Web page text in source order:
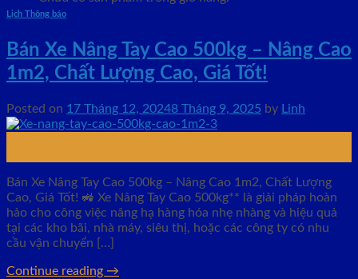
Lịch Thông báo
Bán Xe Nâng Tay Cao 500kg – Nâng Cao
1m2, Chất Lượng Cao, Giá Tốt!
Posted on 17 Tháng 12, 20248 Tháng 9, 2025 by Linh
Bán Xe Nâng Tay Cao 500kg – Nâng Cao 1m2, Chất Lượng
Cao, Giá Tốt! 🚜 Xe Nâng Tay Cao 500kg** là giải pháp hoàn
hảo cho công việc nâng hạ hàng hóa nhẹ nhàng và hiệu quả
tại các kho bãi, nhà máy, siêu thị, hoặc các công ty có nhu
cầu vận chuyển […]
Continue reading →